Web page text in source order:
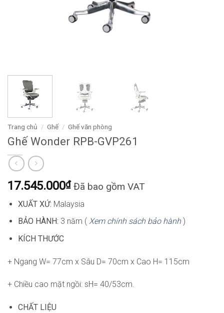
Trang chủ / Ghế / Ghế văn phòng
Ghế Wonder RPB-GVP261
17.545.000₫ Đã bao gồm VAT
XUẤT XỨ: Malaysia
BẢO HÀNH: 3 năm ( Xem chính sách bảo hành)
KÍCH THƯỚC
+ Ngang W= 77cm x Sâu D= 70cm x Cao H= 115cm
+ Chiều cao mặt ngồi: sH= 40/53cm.
CHẤT LIỆU